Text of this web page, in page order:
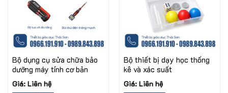
Bộ dụng cụ sửa chữa bảo
dưỡng máy tính cơ bản
Giá: Liên hệ
Bộ thiết bị dạy học thống
kê và xác suất
Giá: Liên hệ